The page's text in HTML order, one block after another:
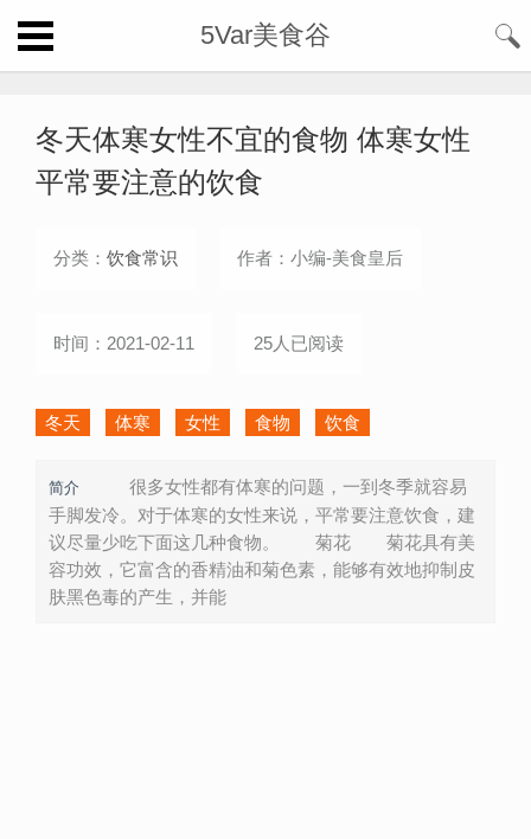
5Var美食谷
冬天体寒女性不宜的食物 体寒女性
平常要注意的饮食
分类： 饮食常识 作者：小编-美食皇后
时间：2021-02-11 25人已阅读
冬天 体寒 女性 食物 饮食
简介
很多女性都有体寒的问题，一到冬季就容易
手脚发冷。对于体寒的女性来说，平常要注意饮食，建
议尽量少吃下面这几种食物。 菊花 菊花具有美
容功效，它富含的香精油和菊色素，能够有效地抑制皮
肤黑色毒的产生，并能